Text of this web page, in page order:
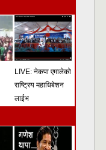
LIVE: नेकपा एमालेको
राष्ट्रिय महाधिबेशन
लाईभ